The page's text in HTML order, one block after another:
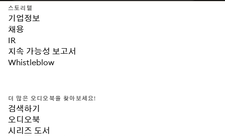
스토리텔
기업정보
채용
IR
지속 가능성 보고서
Whistleblow
더 많은 오디오북을 찾아보세요!
검색하기
오디오북
시리즈 도서